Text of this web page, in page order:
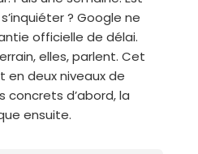
? Google ne
officielle de délai.
elles, parlent. Cet
deux niveaux de
concrets d’abord, la
ensuite.